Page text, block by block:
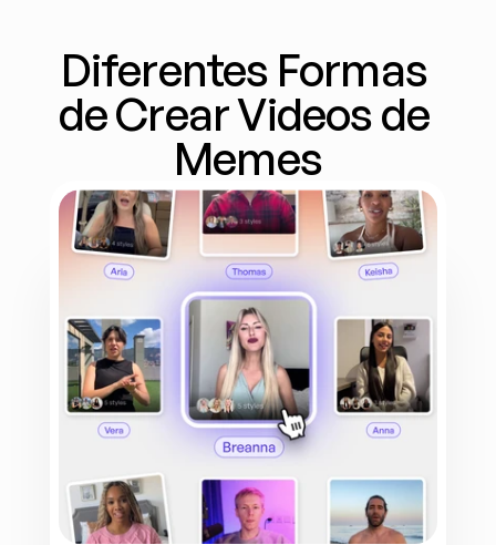
Diferentes Formas
de Crear Videos de
Memes